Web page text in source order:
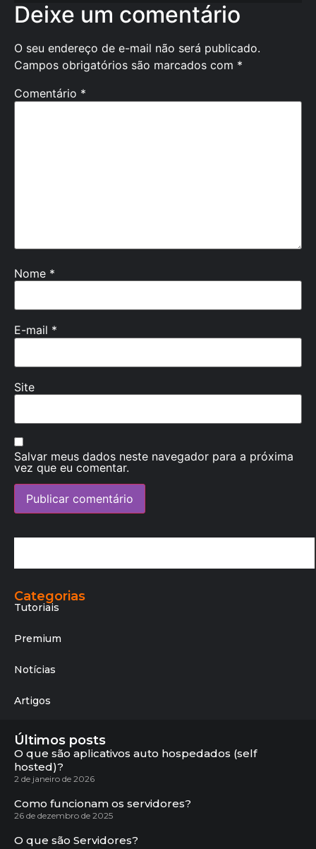
Deixe um comentário
O seu endereço de e-mail não será publicado.
Campos obrigatórios são marcados com *
Comentário *
Nome *
E-mail *
Site
Salvar meus dados neste navegador para a próxima
vez que eu comentar.
Categorias
Tutoriais
Premium
Notícias
Artigos
Últimos posts
O que são aplicativos auto hospedados (self
hosted)?
2 de janeiro de 2026
Como funcionam os servidores?
26 de dezembro de 2025
O que são Servidores?